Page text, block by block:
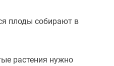
плоды собирают в
растения нужно